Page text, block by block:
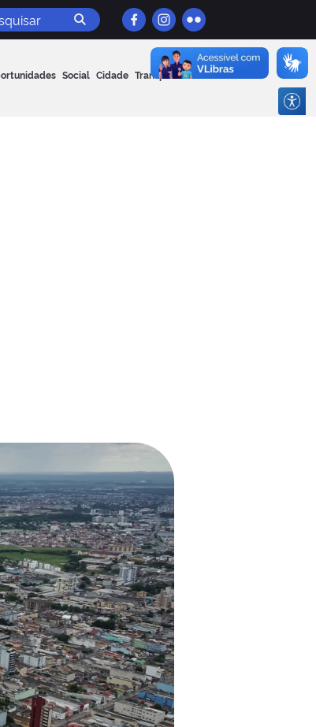
Social Cidade Transparência